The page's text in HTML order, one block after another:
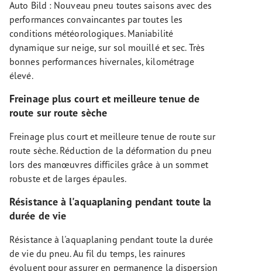
Auto Bild : Nouveau pneu toutes saisons avec des
performances convaincantes par toutes les
conditions météorologiques. Maniabilité
dynamique sur neige, sur sol mouillé et sec. Très
bonnes performances hivernales, kilométrage
élevé.
Freinage plus court et meilleure tenue de
route sur route sèche
Freinage plus court et meilleure tenue de route sur
route sèche. Réduction de la déformation du pneu
lors des manœuvres difficiles grâce à un sommet
robuste et de larges épaules.
Résistance à l'aquaplaning pendant toute la
durée de vie
Résistance à l'aquaplaning pendant toute la durée
de vie du pneu. Au fil du temps, les rainures
évoluent pour assurer en permanence la dispersion